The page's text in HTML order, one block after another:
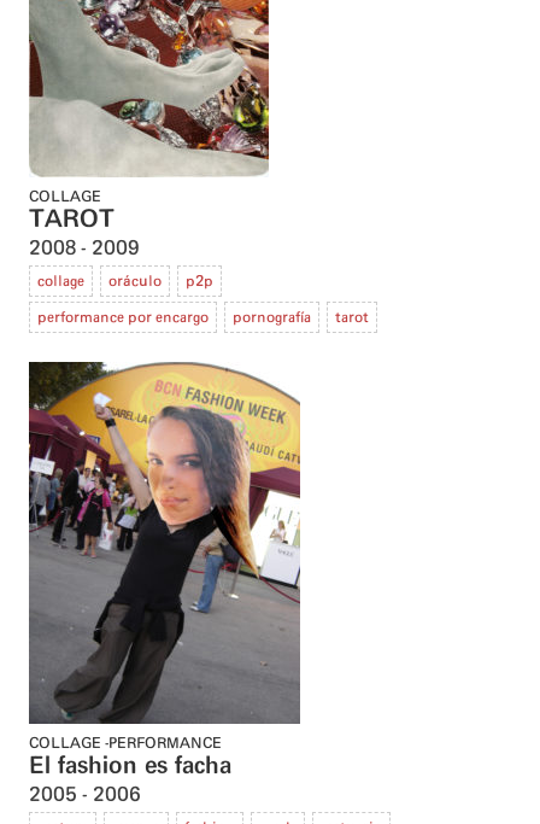
COLLAGE
TAROT
2008 2009
collage oráculo p2p
performance por encargo pornografía tarot
COLLAGE PERFORMANCE
El fashion es facha
2005 2006